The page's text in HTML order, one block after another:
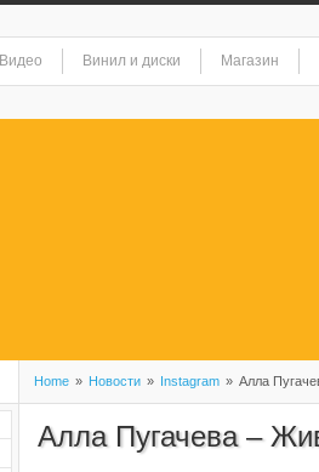
Видео Винил и диски Магазин
Home » Новости » Instagram » Алла
Алла Пугачева –